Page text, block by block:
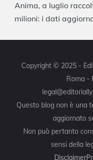
Anima, a luglio
milioni: i dati
Copyright © 2025 -
Roma -
Questo blog non è una
aggiornato
Non può pertanto
sensi della
Disclaimer